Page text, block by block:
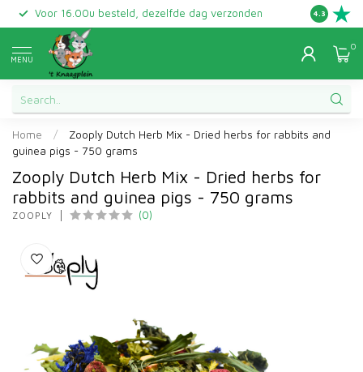
Voor 16.00u besteld, dezelfde dag verzonden Gratis
4.3
MENU
0
Home /
Zooply Dutch Herb Mix - Dried herbs for rabbits and
guinea pigs - 750 grams
Zooply Dutch Herb Mix - Dried herbs for
rabbits and guinea pigs - 750 grams
ZOOPLY (0)